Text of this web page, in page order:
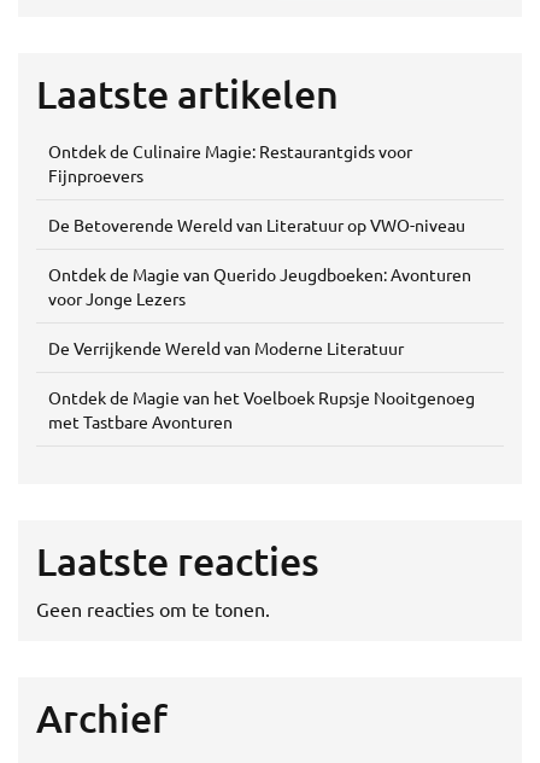
Laatste artikelen
Ontdek de Culinaire Magie: Restaurantgids voor
Fijnproevers
De Betoverende Wereld van Literatuur op VWO-niveau
Ontdek de Magie van Querido Jeugdboeken: Avonturen
voor Jonge Lezers
De Verrijkende Wereld van Moderne Literatuur
Ontdek de Magie van het Voelboek Rupsje Nooitgenoeg
met Tastbare Avonturen
Laatste reacties
Geen reacties om te tonen.
Archief